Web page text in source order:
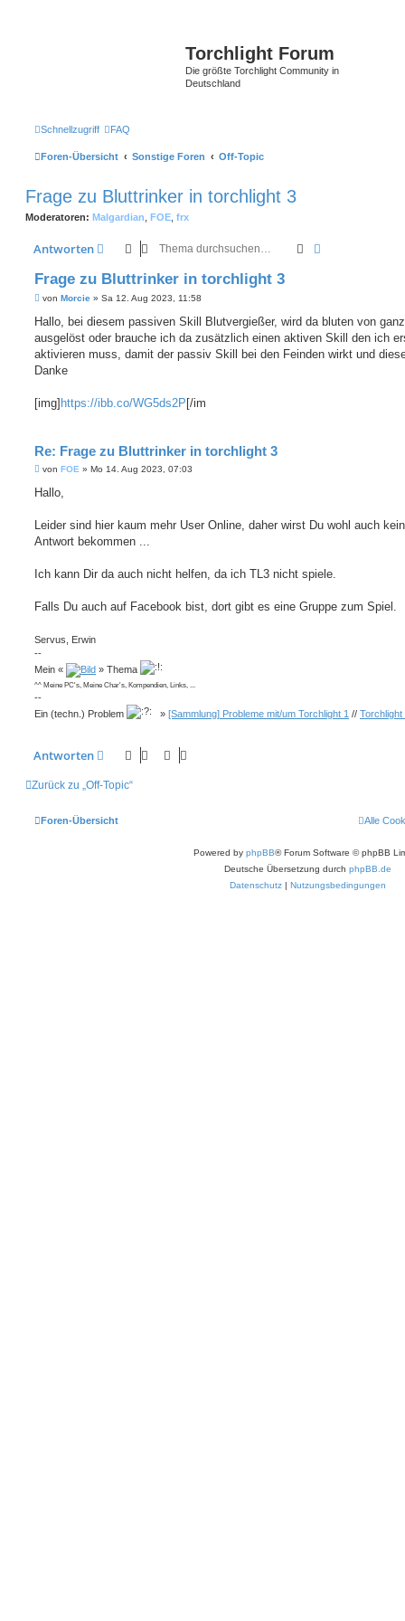
Torchlight Forum
Die größte Torchlight Community in
Deutschland
Schnellzugriff FAQ
Foren-Übersicht Sonstige Foren Off-Topic
Frage zu Bluttrinker in torchlight 3
Moderatoren: Malgardian FOE frx
Antworten Suche
Frage zu Bluttrinker in torchlight 3
B
i
r
a
von Morcie » Sa 12. Aug 2023, 11:58
Hallo, bei diesem passiven Skill Blutvergießer, wird da bluten von
ausgelöst oder brauche ich da zusätzlich einen aktiven Skill den ich
aktivieren muss, damit der passiv Skill bei den Feinden wirkt und
Danke
[img] https://ibb.co/WG5ds2P [/im
Re: Frage zu Bluttrinker in torchlight 3
B
i
a
von FOE » Mo 14. Aug 2023, 07:03
Hallo,
Leider sind hier kaum mehr User Online, daher wirst Du wohl auch
Antwort bekommen ...
Ich kann Dir da auch nicht helfen, da ich TL3 nicht spiele.
Falls Du auch auf Facebook bist, dort gibt es eine Gruppe zum Spiel.
Servus, Erwin
--
Mein «
» Thema
^^ Meine PC's, Meine Char's, Kompendien, Links, ...
--
Ein (techn.) Problem
» [Sammlung] Probleme mit/um Torchlight 1 // Torchlight
Antworten
Zurück zu „Off-Topic“
Foren-Übersicht Alle
Powered by phpBB® Forum Software © phpBB
Deutsche Übersetzung durch phpBB.de
Datenschutz
Nutzungsbedingungen